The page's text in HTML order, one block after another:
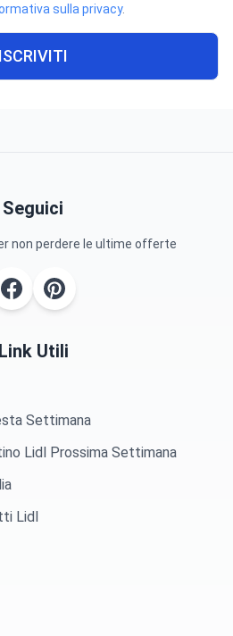
sulla privacy.
ISCRIVITI
Seguici
non perdere le ultime offerte
Link Utili
Settimana
Lidl Prossima Settimana
Lidl